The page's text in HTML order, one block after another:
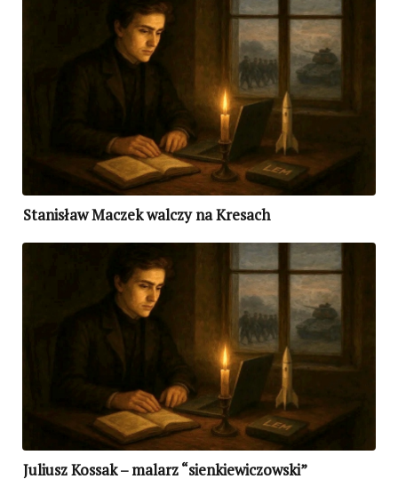
Stanisław Maczek walczy na Kresach
Juliusz Kossak – malarz “sienkiewiczowski”